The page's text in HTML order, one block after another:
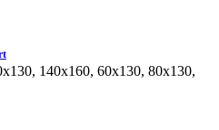
140x160, 60x130, 80x130,